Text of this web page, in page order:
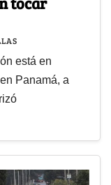
está en
Panamá, a